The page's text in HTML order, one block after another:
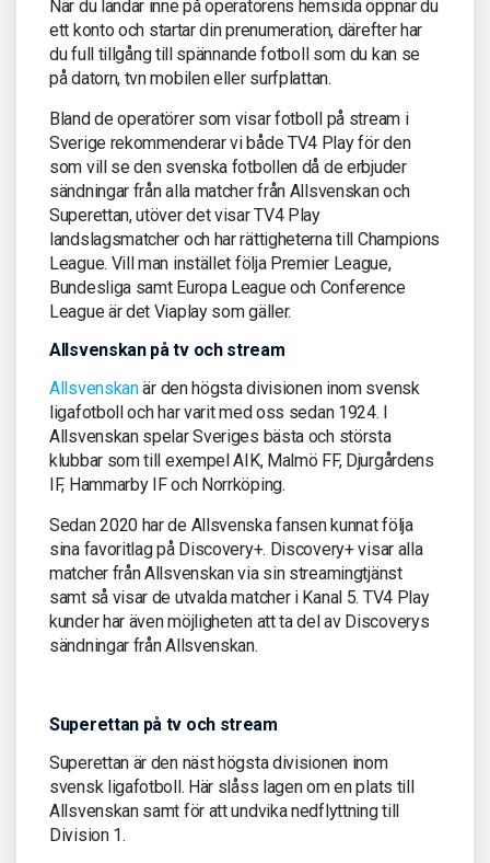
När du landar inne på operatörens hemsida öppnar du
ett konto och startar din prenumeration, därefter har
du full tillgång till spännande fotboll som du kan se
på datorn, tvn mobilen eller surfplattan.
Bland de operatörer som visar fotboll på stream i
Sverige rekommenderar vi både TV4 Play för den
som vill se den svenska fotbollen då de erbjuder
sändningar från alla matcher från Allsvenskan och
Superettan, utöver det visar TV4 Play
landslagsmatcher och har rättigheterna till Champions
League. Vill man instället följa Premier League,
Bundesliga samt Europa League och Conference
League är det Viaplay som gäller.
Allsvenskan på tv och stream
Allsvenskanär den högsta divisionen inom svensk
ligafotboll och har varit med oss sedan 1924. I
Allsvenskan spelar Sveriges bästa och största
klubbar som till exempel AIK, Malmö FF, Djurgårdens
IF, Hammarby IF och Norrköping.
Sedan 2020 har de Allsvenska fansen kunnat följa
sina favoritlag på Discovery+. Discovery+ visar alla
matcher från Allsvenskan via sin streamingtjänst
samt så visar de utvalda matcher i Kanal 5. TV4 Play
kunder har även möjligheten att ta del av Discoverys
sändningar från Allsvenskan.
Superettan på tv och stream
Superettan är den näst högsta divisionen inom
svensk ligafotboll. Här slåss lagen om en plats till
Allsvenskan samt för att undvika nedflyttning till
Division 1.